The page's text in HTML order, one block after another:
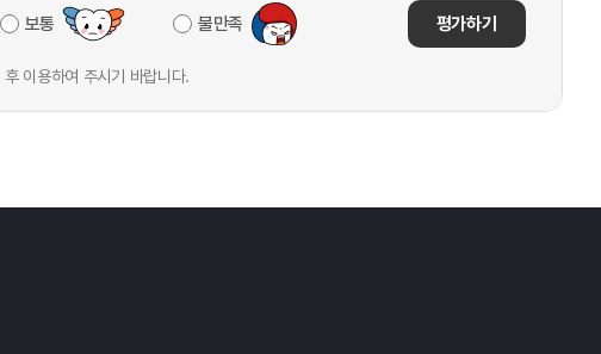
보통 불만족 평가하기
이용하여 주시기 바랍니다.